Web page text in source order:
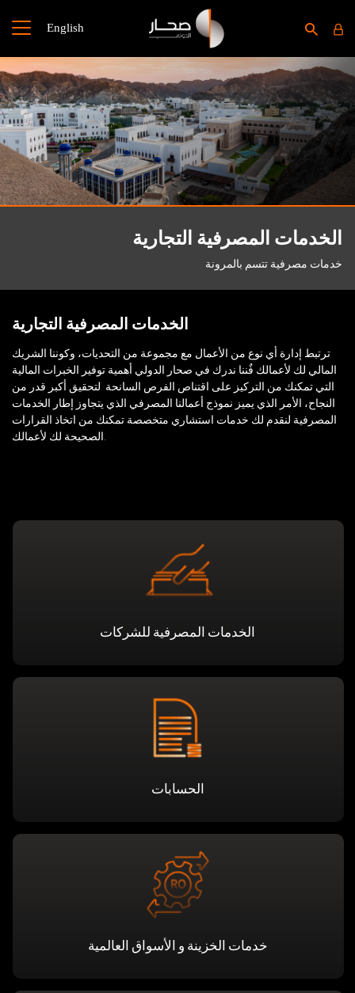
English
الخدمات المصرفية التجارية
خدمات مصرفية تتسم بالمرونة
الخدمات المصرفية التجارية
ترتبط إدارة أي نوع من الأعمال مع مجموعة من التحديات، وكوننا الشريك
المالي لك لأعمالك فٌننا ندرك في صحار الدولي أهمية توفير الخبرات المالية
التي تمكنك من التركيز على اقتناص الفرص السانحة لتحقيق أكبر قدر من
النجاح، الأمر الذي يميز نموذج أعمالنا المصرفي الذي يتجاوز إطار الخدمات
المصرفية لنقدم لك خدمات استشاري متخصصة تمكنك من اتخاذ القرارات
الخدمات المصرفية للشركات
الحسابات
خدمات الخزينة و الأسواق العالمية